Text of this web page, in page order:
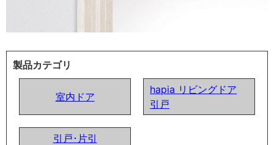
製品カテゴリ
室内ドア
hapia リビングドア
引戸
引戸･片引